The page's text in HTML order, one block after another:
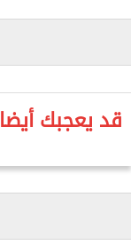
الملاحظة، لبيان
المحاكمة.
مهندس، إلى
خلافات ميراث
قد يعجبك أيضا